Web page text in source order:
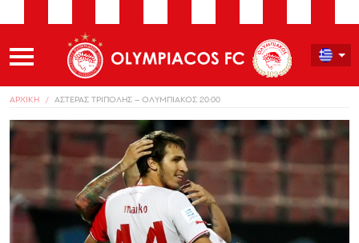
ΑΡΧΙΚΗ ΑΣΤΕΡΑΣ ΤΡΙΠΟΛΗΣ – ΟΛΥΜΠΙΑΚΟΣ 20:00